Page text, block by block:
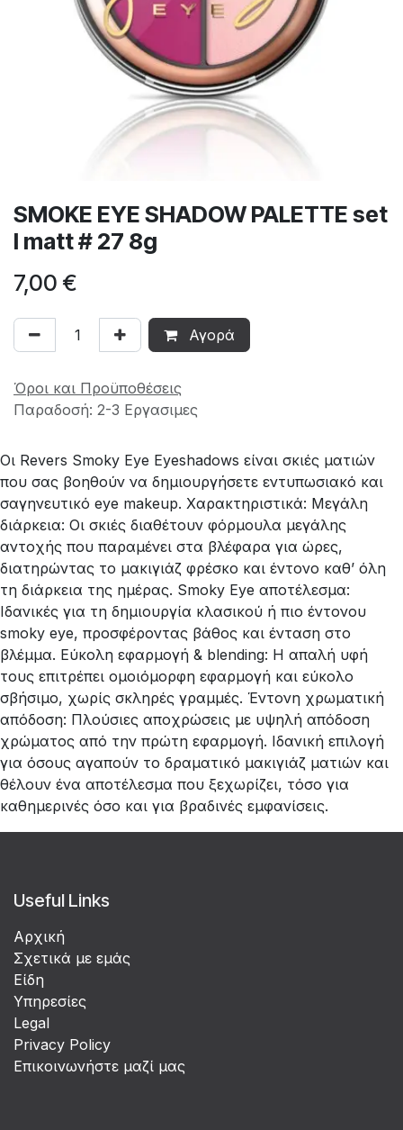
SMOKE EYE SHADOW PALETTE set
I matt # 27 8g
7,00 €
Αγορά
Όροι και Προϋποθέσεις
Παραδοσή: 2-3 Εργασιμες
Οι Revers Smoky Eye Eyeshadows είναι σκιές ματιών
που σας βοηθούν να δημιουργήσετε εντυπωσιακό και
σαγηνευτικό eye makeup. Χαρακτηριστικά: Μεγάλη
διάρκεια: Οι σκιές διαθέτουν φόρμουλα μεγάλης
αντοχής που παραμένει στα βλέφαρα για ώρες,
διατηρώντας το μακιγιάζ φρέσκο και έντονο καθ’ όλη
τη διάρκεια της ημέρας. Smoky Eye αποτέλεσμα:
Ιδανικές για τη δημιουργία κλασικού ή πιο έντονου
smoky eye, προσφέροντας βάθος και ένταση στο
βλέμμα. Εύκολη εφαρμογή & blending: Η απαλή υφή
τους επιτρέπει ομοιόμορφη εφαρμογή και εύκολο
σβήσιμο, χωρίς σκληρές γραμμές. Έντονη χρωματική
απόδοση: Πλούσιες αποχρώσεις με υψηλή απόδοση
χρώματος από την πρώτη εφαρμογή. Ιδανική επιλογή
για όσους αγαπούν το δραματικό μακιγιάζ ματιών και
θέλουν ένα αποτέλεσμα που ξεχωρίζει, τόσο για
καθημερινές όσο και για βραδινές εμφανίσεις.
Useful Links
Αρχική
Σχετικά με εμάς
Είδη
Υπηρεσίες
Legal
Privacy Policy
Επικοινωνήστε μαζί μας